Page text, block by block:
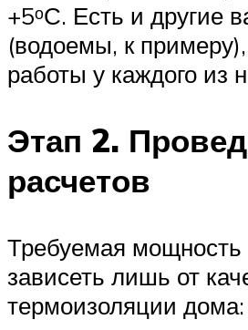
+5ᵒС. Есть и другие
(водоемы, к
работы у каждого из
Этап 2.
расчетов
Требуемая мощность
зависеть лишь от
термоизоляции дома: